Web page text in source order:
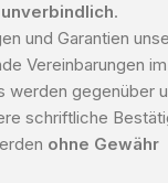
unverbindlich.
und Garantien
Vereinbarungen
werden gegenüber
schriftliche
ohne Gewähr